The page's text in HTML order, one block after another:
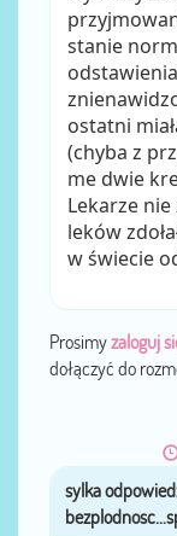
stanie
ostatni
(chyba z
me dwie
Lekarze nie
leków
w świecie
Prosimyzaloguj
dołączyć do